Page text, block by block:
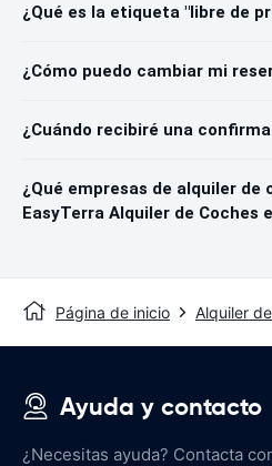
¿Qué es la etiqueta "libre de
¿Cómo puedo cambiar mi
¿Cuándo recibiré una
¿Qué empresas de alquiler de
EasyTerra Alquiler de Coches
Página de inicio Alquiler
Ayuda y contacto
¿Necesitas ayuda? Contacta